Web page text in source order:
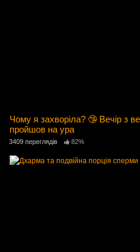
Чому я захворіла? 🤥 Вечір з
пройшов на ура
3409 переглядів 82%